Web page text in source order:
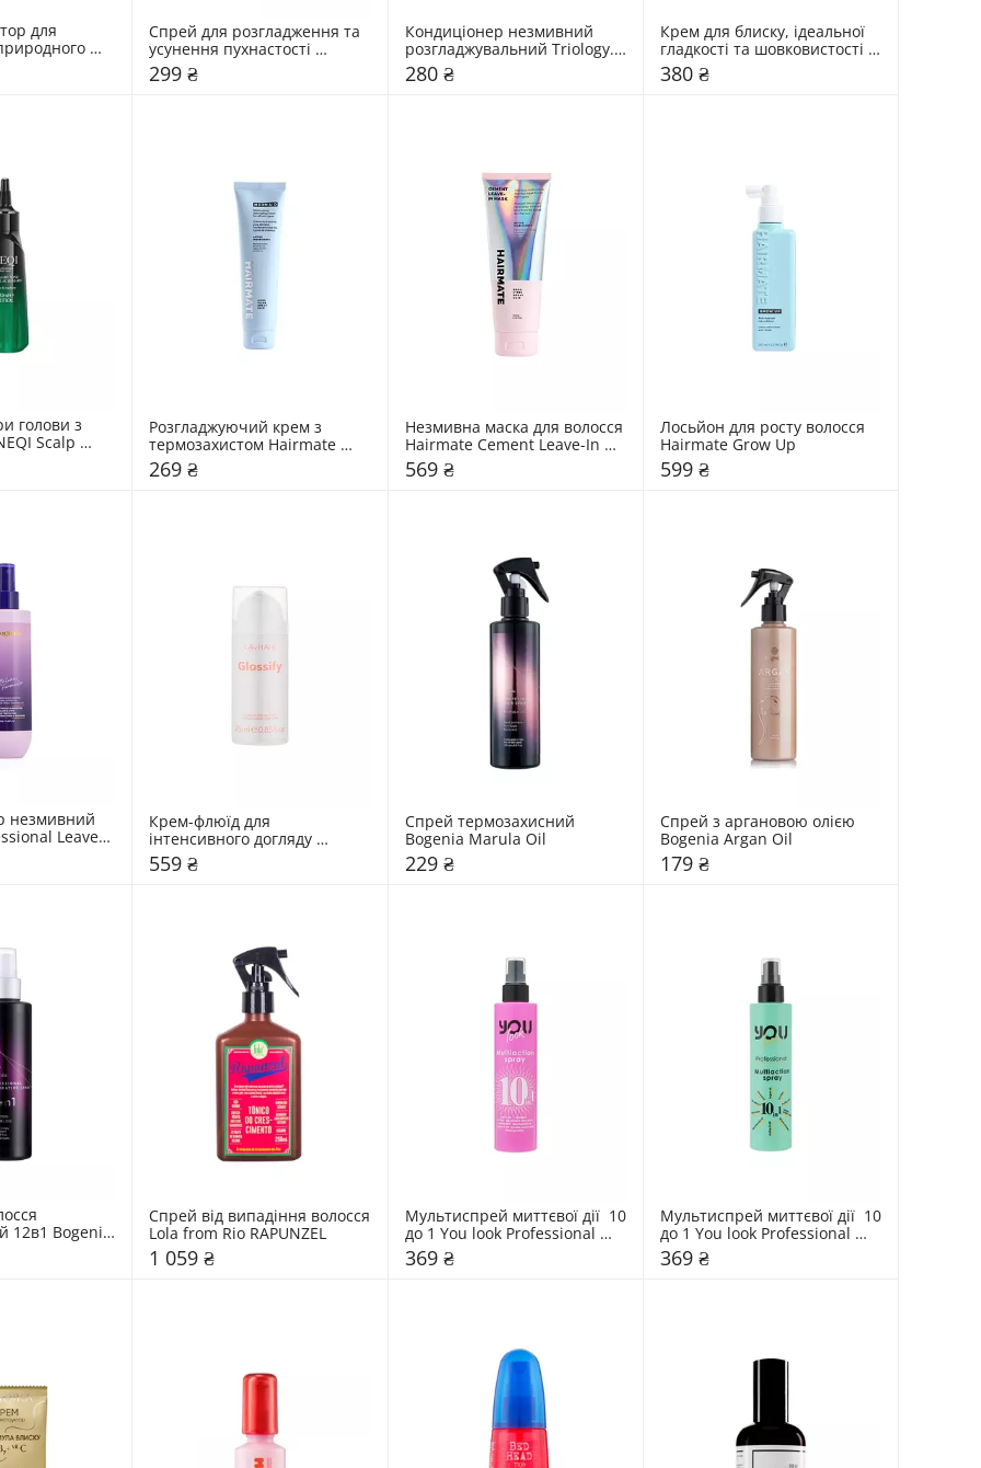
для
до
Спрей для розгладження та
усунення пухнастості
Mr.SCRUBBER Super Sleek
299 ₴
Кондиціонер незмивний
розгладжувальний Triology.
Hair Perfector
280 ₴
Крем для блиску, ідеальної
гладкості та шовковистості
волосся Triology. Hair
Architect
380 ₴
голови з
Scalp
Tonic
Розгладжуючий крем з
термозахистом Hairmate
Mermaid
269 ₴
Незмивна маска для волосся
Hairmate Cement Leave-In
Mask
569 ₴
Лосьйон для росту волосся
Hairmate Grow Up
599 ₴
незмивний
Leave-
Elixir
Крем-флюїд для
інтенсивного догляду
LAvHAIR Glossify
559 ₴
Спрей термозахисний
Bogenia Marula Oil
229 ₴
Спрей з аргановою олією
179 ₴
12в1 Bogenia
Спрей від випадіння волосся
Lola from Rio RAPUNZEL
1 059 ₴
Мультиспрей миттєвої дії  10
до 1 You look Professional
Pink
369 ₴
Мультиспрей миттєвої дії  10
до 1 You look Professional
Green
369 ₴